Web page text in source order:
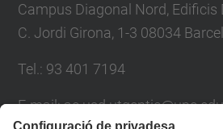
Campus Diagonal Nord, Edificis
C. Jordi Girona, 1-3 08034
Tel.: 93 401 7194
E-mail: ac.usd.utgcntic@upc.edu